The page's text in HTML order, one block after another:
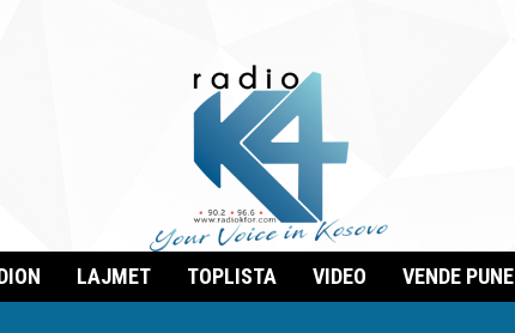
LAJMET TOPLISTA VIDEO VENDE PUNE